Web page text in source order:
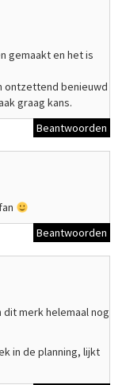
gemaakt en het is
ontzettend benieuwd
graag kans.
Beantwoorden
Beantwoorden
merk helemaal nog
in de planning, lijkt